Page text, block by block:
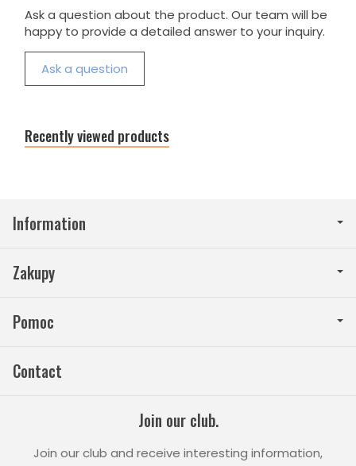
Ask a question about the product. Our team will be
happy to provide a detailed answer to your inquiry.
Ask a question
Recently viewed products
Information
Zakupy
Pomoc
Contact
Join our club.
Join our club and receive interesting information,